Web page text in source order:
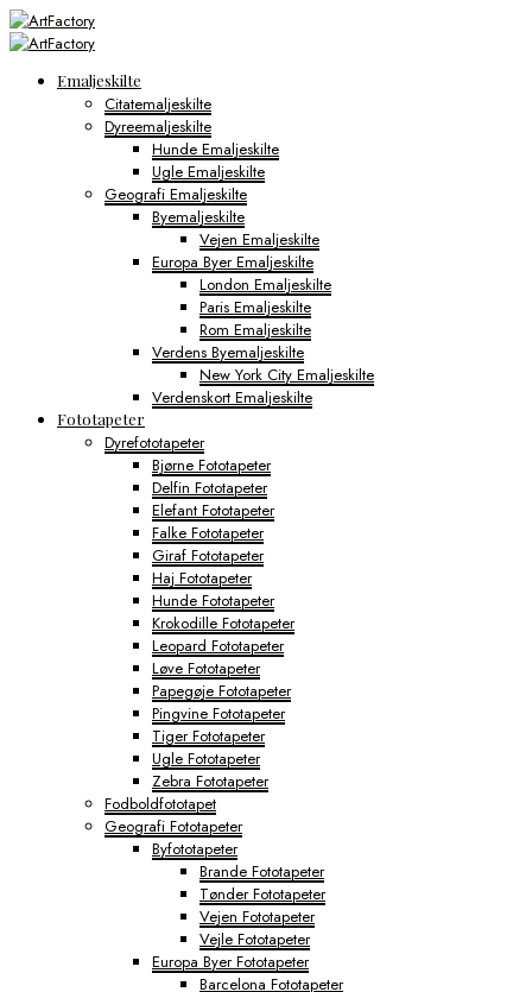
Emaljeskilte
Citatemaljeskilte
Dyreemaljeskilte
Hunde Emaljeskilte
Ugle Emaljeskilte
Geografi Emaljeskilte
Byemaljeskilte
Vejen Emaljeskilte
Europa Byer Emaljeskilte
London Emaljeskilte
Paris Emaljeskilte
Rom Emaljeskilte
Verdens Byemaljeskilte
New York City Emaljeskilte
Verdenskort Emaljeskilte
Fototapeter
Dyrefototapeter
Bjørne Fototapeter
Delfin Fototapeter
Elefant Fototapeter
Falke Fototapeter
Giraf Fototapeter
Haj Fototapeter
Hunde Fototapeter
Krokodille Fototapeter
Leopard Fototapeter
Løve Fototapeter
Papegøje Fototapeter
Pingvine Fototapeter
Tiger Fototapeter
Ugle Fototapeter
Zebra Fototapeter
Fodboldfototapet
Geografi Fototapeter
Byfototapeter
Brande Fototapeter
Tønder Fototapeter
Vejen Fototapeter
Vejle Fototapeter
Europa Byer Fototapeter
Barcelona Fototapeter